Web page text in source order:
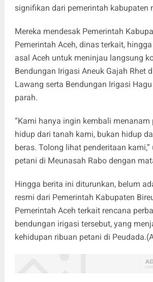
signifikan dari pemerintah kabupaten
Mereka mendesak Pemerintah
Pemerintah Aceh, dinas terkait,
asal Aceh untuk meninjau langsung
Bendungan Irigasi Aneuk Gajah Rhet
Lawang serta Bendungan Irigasi
parah.
“Kami hanya ingin kembali menanam
hidup dari tanah kami, bukan hidup
beras. Tolong lihat penderitaan
petani di Meunasah Rabo dengan
Hingga berita ini diturunkan, belum
resmi dari Pemerintah Kabupaten
Pemerintah Aceh terkait rencana
bendungan irigasi tersebut, yang
kehidupan ribuan petani di